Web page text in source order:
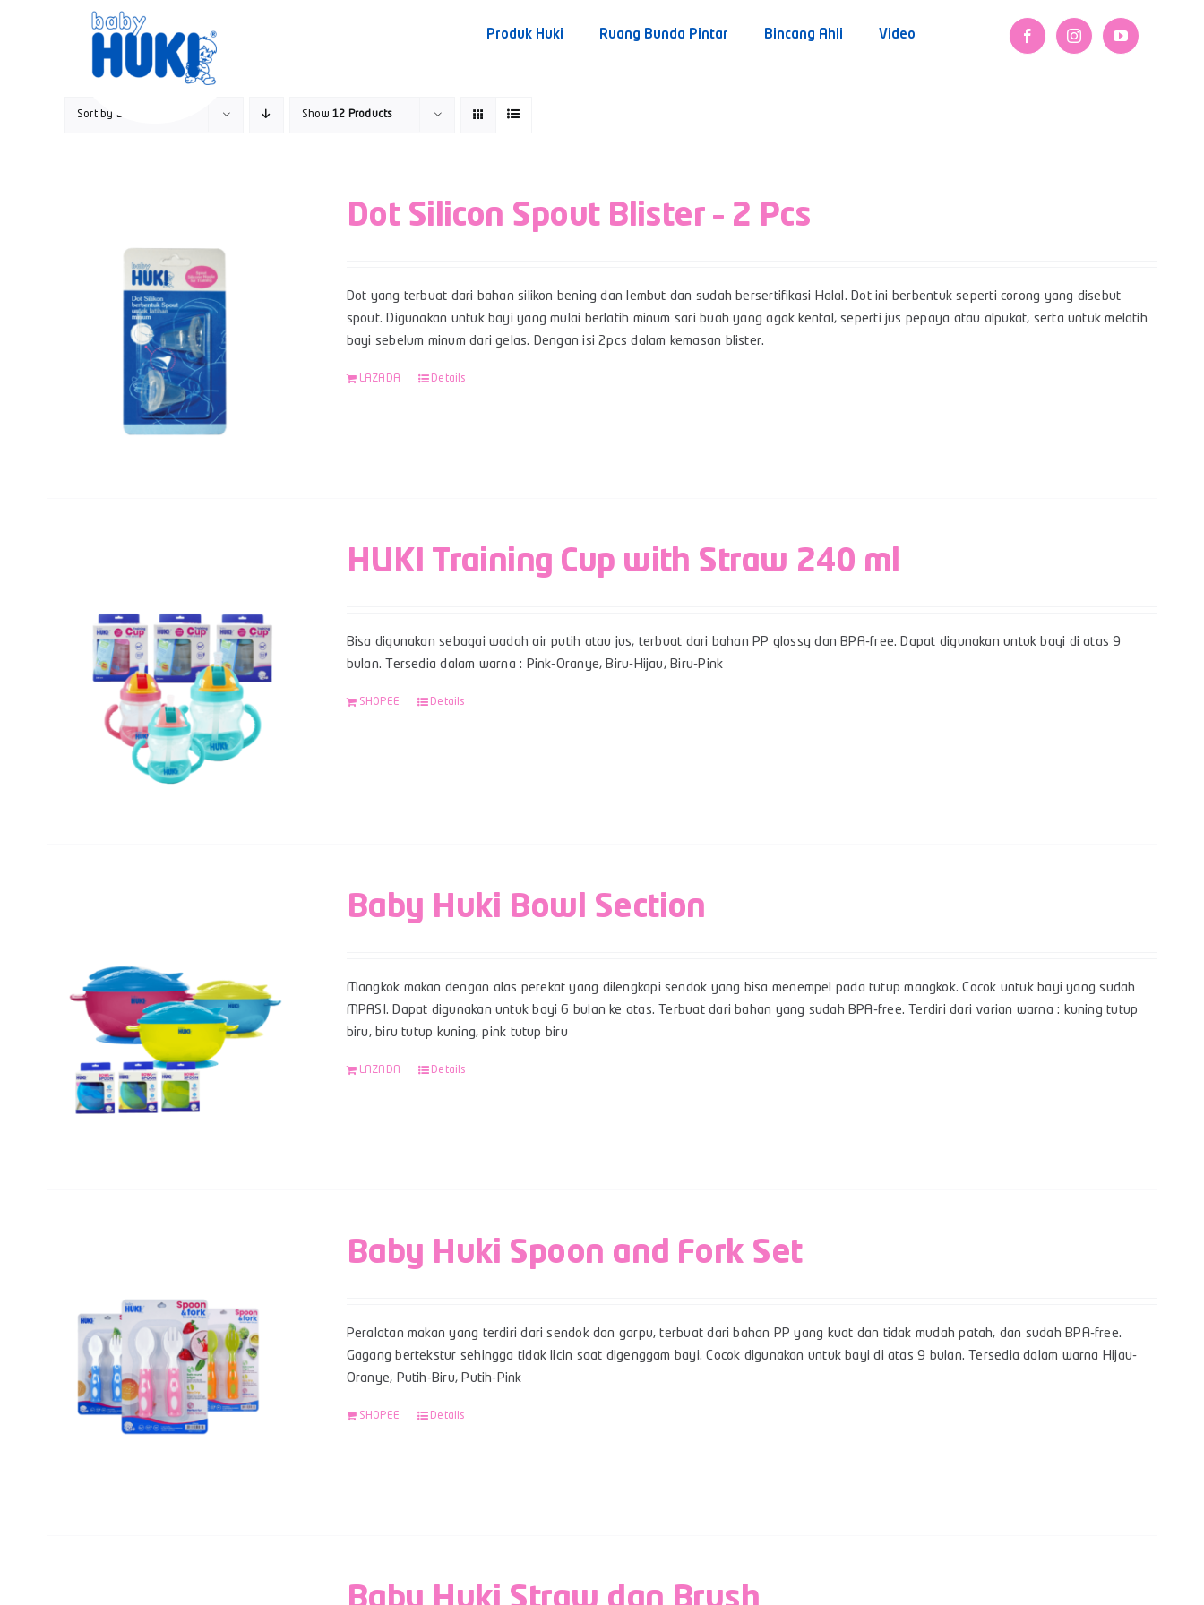
Produk Huki Ruang Bunda Pintar Bincang Ahli Video
Sort by Date Show12 Products
Dot Silicon Spout Blister – 2 Pcs
Dot yang terbuat dari bahan silikon bening dan lembut dan sudah bersertifikasi Halal. Dot ini berbentuk seperti corong yang disebut
spout. Digunakan untuk bayi yang mulai berlatih minum sari buah yang agak kental, seperti jus pepaya atau alpukat, serta untuk melatih
bayi sebelum minum dari gelas. Dengan isi 2pcs dalam kemasan blister.
LAZADA Details
HUKI Training Cup with Straw 240 ml
Bisa digunakan sebagai wadah air putih atau jus, terbuat dari bahan PP glossy dan BPA-free. Dapat digunakan untuk bayi di atas 9
bulan. Tersedia dalam warna : Pink-Oranye, Biru-Hijau, Biru-Pink
SHOPEE Details
Baby Huki Bowl Section
Mangkok makan dengan alas perekat yang dilengkapi sendok yang bisa menempel pada tutup mangkok. Cocok untuk bayi yang sudah
MPASI. Dapat digunakan untuk bayi 6 bulan ke atas. Terbuat dari bahan yang sudah BPA-free. Terdiri dari varian warna : kuning tutup
biru, biru tutup kuning, pink tutup biru
LAZADA Details
Baby Huki Spoon and Fork Set
Peralatan makan yang terdiri dari sendok dan garpu, terbuat dari bahan PP yang kuat dan tidak mudah patah, dan sudah BPA-free.
Gagang bertekstur sehingga tidak licin saat digenggam bayi. Cocok digunakan untuk bayi di atas 9 bulan. Tersedia dalam warna Hijau-
Oranye, Putih-Biru, Putih-Pink
SHOPEE Details